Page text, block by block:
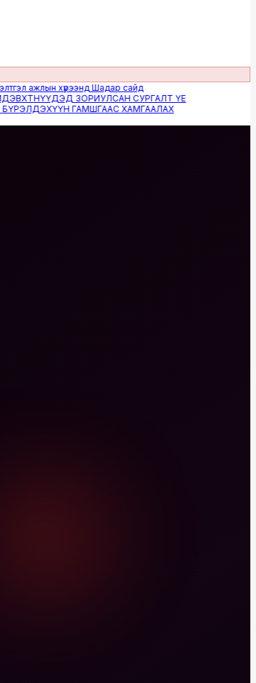
ажлын хүрээнд Шадар сайд
ЗОРИУЛСАН СУРГАЛТ ҮЕ
ГАМШГААС ХАМГААЛАХ